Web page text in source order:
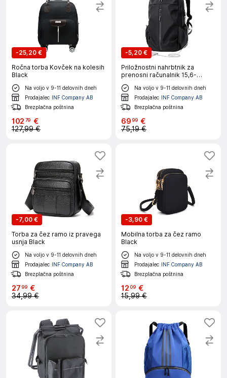
-25,20 €
Ročna torba Kovček na kolesih
Black
Na voljo v 9-11 delovnih dneh
Prodajalec INF Company AB
Brezplačna poštnina
102 79 €
127,99 €
-5,20 €
Priložnostni nahrbtnik za
prenosni računalnik 15,6-
palčna vodoodporna torba za
računalnik z vrati USB za
polnjenje Black
Na voljo v 9-11 delovnih dneh
Prodajalec INF Company AB
Brezplačna poštnina
6999 €
75,19 €
-7,00 €
Torba za čez ramo iz pravega
usnja Black
Na voljo v 9-11 delovnih dneh
Prodajalec INF Company AB
Brezplačna poštnina
2799 €
34,99 €
-3,90 €
Mobilna torba za čez ramo
Black
Na voljo v 9-11 delovnih dneh
Prodajalec INF Company AB
Brezplačna poštnina
1209 €
15,99 €